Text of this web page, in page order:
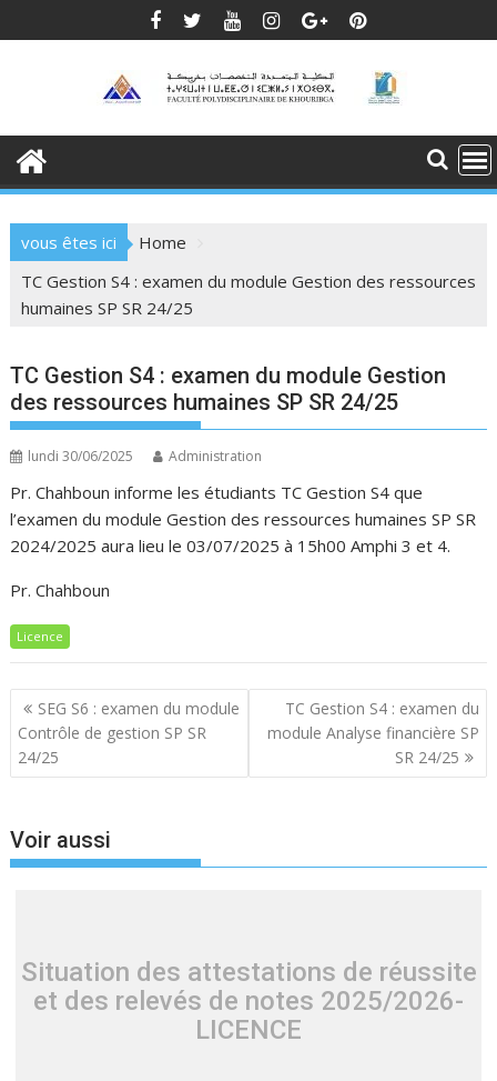
to
vous êtes ici
Home
TC Gestion S4 : examen du module Gestion des ressources
humaines SP SR 24/25
TC Gestion S4 : examen du module Gestion
des ressources humaines SP SR 24/25
lundi 30/06/2025 Administration
Pr. Chahboun informe les étudiants TC Gestion S4 que
l’examen du module Gestion des ressources humaines SP SR
2024/2025 aura lieu le 03/07/2025 à 15h00 Amphi 3 et 4.
Pr. Chahboun
Licence
Navigation
de
l’article
SEG S6 : examen du module
Contrôle de gestion SP SR
24/25
TC Gestion S4 : examen du
module Analyse financière SP
SR 24/25
Voir aussi
Situation des attestations de réussite
et des relevés de notes 2025/2026-
LICENCE